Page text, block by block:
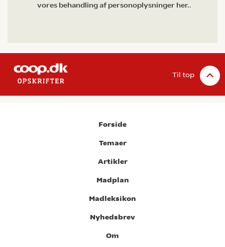
vores behandling af personoplysninger her..
Til top
Forside
Temaer
Artikler
Madplan
Madleksikon
Nyhedsbrev
Om